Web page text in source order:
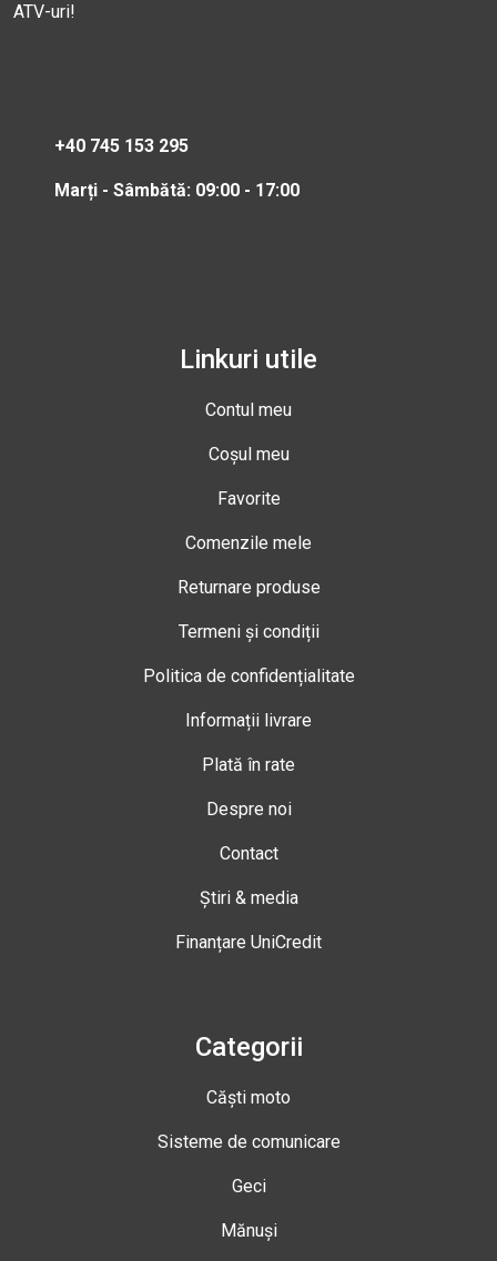
ATV-uri!
+40 745 153 295
Marți - Sâmbătă: 09:00 - 17:00
Linkuri utile
Contul meu
Coșul meu
Favorite
Comenzile mele
Returnare produse
Termeni și condiții
Politica de confidențialitate
Informații livrare
Plată în rate
Despre noi
Contact
Știri & media
Finanțare UniCredit
Categorii
Căști moto
Sisteme de comunicare
Geci
Mănuși